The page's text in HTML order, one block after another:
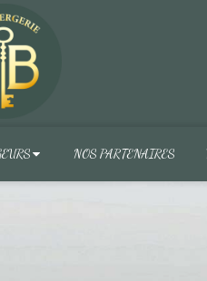
NOS PARTENAIRES